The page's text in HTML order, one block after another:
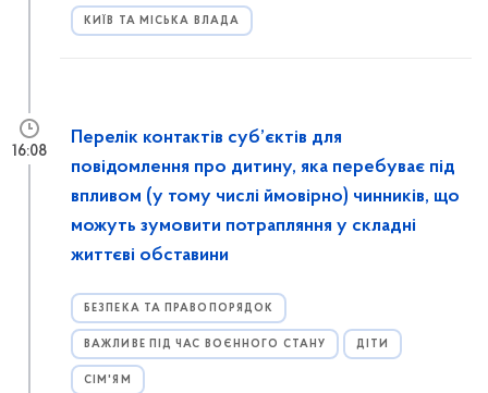
КИЇВ ТА МІСЬКА ВЛАДА
Перелік контактів суб’єктів для
повідомлення про дитину, яка перебуває під
впливом (у тому числі ймовірно) чинників, що
можуть зумовити потрапляння у складні
життєві обставини
БЕЗПЕКА ТА ПРАВОПОРЯДОК
ВАЖЛИВЕ ПІД ЧАС ВОЄННОГО СТАНУ ДІТИ
СІМ'ЯМ
16:08